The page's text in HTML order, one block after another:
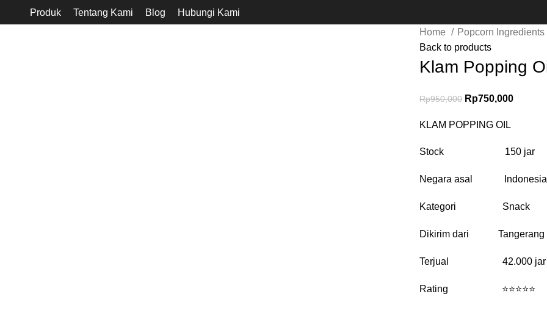
Produk Tentang Kami Blog
Hubungi Kami
Home
Popcorn Ingredients
Back to products
Klam Popping
Rp950,000 Rp750,000
KLAM POPPING OIL
Stock 150 jar
Negara asal Indonesia
Kategori Snack
Dikirim dari Tangerang
Terjual 42.000 jar
Rating ⭐⭐⭐⭐⭐